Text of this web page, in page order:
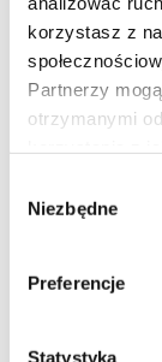
korzystasz z
Partnerzy
otrzymanymi
zgody
Niezbędne
Preferencje
Statystyka
JA
MEKSYK
Czy to JA
wszyscy
Jak bardzo
Przedstawienie
widocznym w
budowania